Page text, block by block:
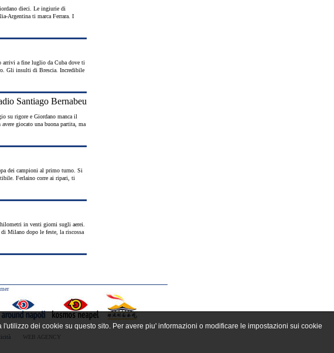
dieci. Le ingiurie di
Argentina ti marca Ferrara. I
a fine luglio da Cuba dove ti
Gli insulti di Brescia. Incredibile
su rigore e Giordano manca il
giocato una buona partita, ma
dei campioni al primo turno. Si
Ferlaino corre ai ripari, ti
in venti giorni sugli aerei.
Milano dopo le feste, la riscossa
WEB AGENCY
dei cookie su questo sito. Per avere piu' informazioni o modificare le impostazioni sui cookie